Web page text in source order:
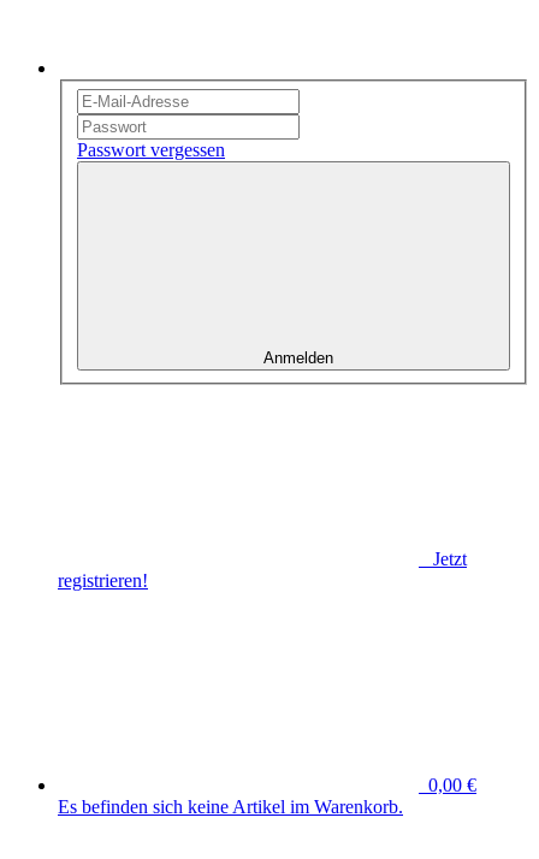
Passwort vergessen
Anmelden
Jetzt
registrieren!
0,00 €
Es befinden sich keine Artikel im Warenkorb.